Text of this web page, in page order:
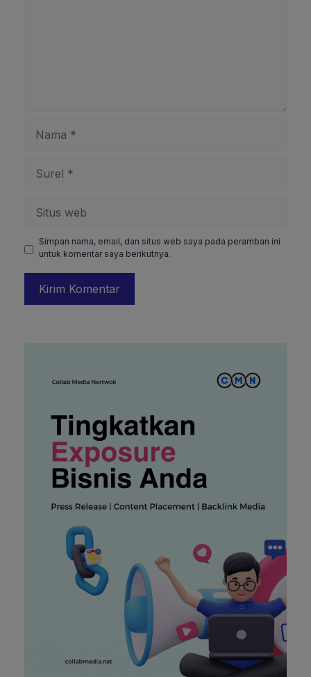
Simpan nama, email, dan situs web saya pada peramban ini
untuk komentar saya berikutnya.